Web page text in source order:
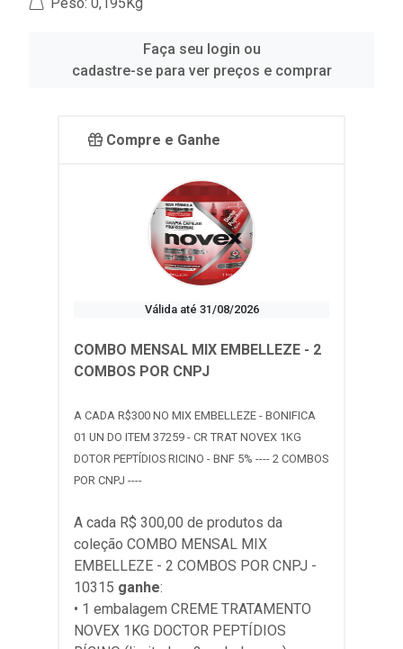
Faça seu login ou
cadastre-se para ver preços e comprar
Compre e Ganhe
Válida até 31/08/2026
COMBO MENSAL MIX EMBELLEZE - 2
COMBOS POR CNPJ
A CADA R$300 NO MIX EMBELLEZE - BONIFICA
01 UN DO ITEM 37259 - CR TRAT NOVEX 1KG
DOTOR PEPTÍDIOS RICINO - BNF 5% ---- 2 COMBOS
POR CNPJ ----
A cada R$ 300,00 de produtos da
coleção COMBO MENSAL MIX
EMBELLEZE - 2 COMBOS POR CNPJ -
10315 ganhe:
• 1 embalagem CREME TRATAMENTO
NOVEX 1KG DOCTOR PEPTÍDIOS